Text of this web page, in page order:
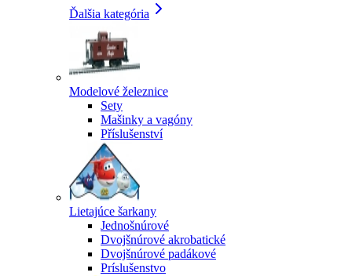
Ďalšia kategória
Modelové železnice
Sety
Mašinky a vagóny
Příslušenství
Lietajúce šarkany
Jednošnúrové
Dvojšnúrové akrobatické
Dvojšnúrové padákové
Príslušenstvo